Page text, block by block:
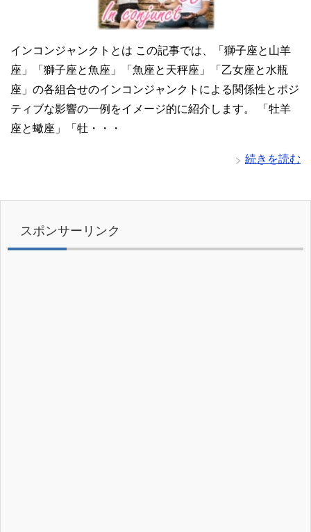
インコンジャンクトとは この記事では、「獅子座と山羊
座」「獅子座と魚座」「魚座と天秤座」「乙女座と水瓶
座」の各組合せのインコンジャンクトによる関係性とポジ
ティブな影響の一例をイメージ的に紹介します。 「牡羊
座と蠍座」「牡・・・
続きを読む
スポンサーリンク